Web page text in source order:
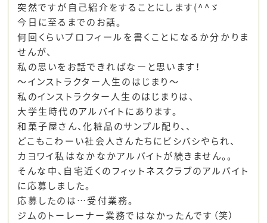
突然ですが自己紹介をすることにします(^^ゞ
今日に至るまでのお話。
何回くらいプロフィールを書くことになるか分かりま
せんが、
私の思いをお話できればなーと思います！
～インストラクター人生のはじまり～
私のインストラクター人生のはじまりは、
大学生時代のアルバイトにあります。
和菓子屋さん、化粧品のサンプル配り、、
どこもこわーい社会人さんたちにビシバシやられ、
カヨワイ私はなかなかアルバイトが続きません。。
そんな中、自宅近くのフィットネスクラブのアルバイト
に応募しました。
応募したのは…受付業務。
ジムのトーレーナー業務ではなかったんです（笑）